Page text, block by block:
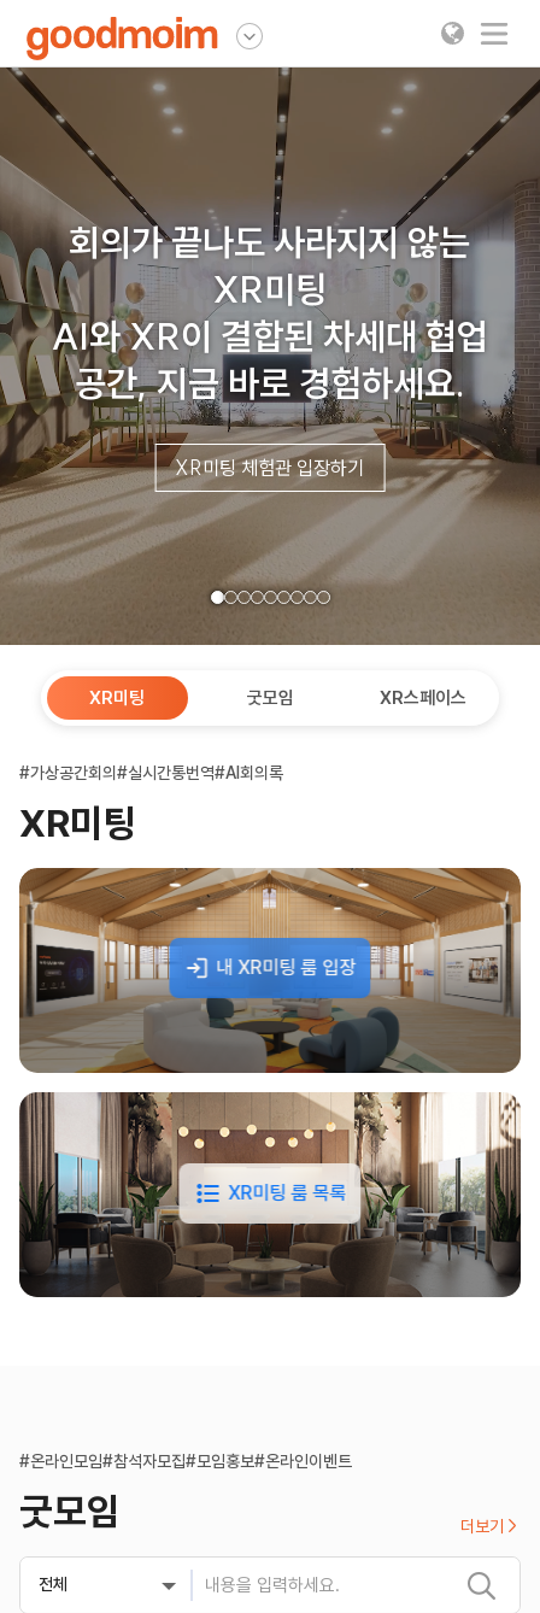
회의가 끝나도 사라지지 않는
XR미팅
AI와 XR이 결합된 차세대 협업
공간, 지금 바로 경험하세요.
XR미팅 체험관 입장하기
XR미팅 굿모임 XR스페이스
#가상공간회의 #실시간통번역#AI회의록
XR미팅
내 XR미팅 룸 입장
XR미팅 룸 목록
#온라인모임#참석자모집#모임홍보#온라인이벤트
굿모임 더보기 
전체